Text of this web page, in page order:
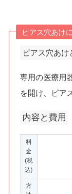
ピアス穴あけ
ピアス穴あけ
専用の医療用
を開け、ピア
内容と費用
料
金
(税
込)
方